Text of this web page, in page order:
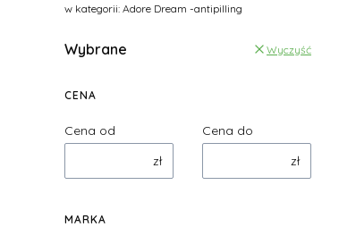
w kategorii: Adore Dream -antipilling
Wybrane Wyczyść
CENA
Cena od
zł
Cena do
zł
MARKA